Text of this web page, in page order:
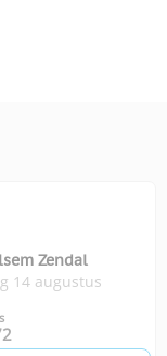
Zendal
14 augustus